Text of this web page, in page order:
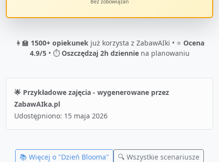
Bez zobowiązań
👩‍🏫 1500+ opiekunekjuż korzysta z ZabawAIki • ⭐ Ocena
4.9/5• ⏱️Oszczędzaj 2h dzienniena planowaniu
🌟 Przykładowe zajęcia - wygenerowane przez
ZabawAIka.pl
Udostępniono: 15 maja 2026
📚 Więcej o "Dzień Blooma" 🔍 Wszystkie scenariusze